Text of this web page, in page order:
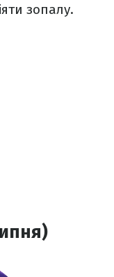
зопалу.